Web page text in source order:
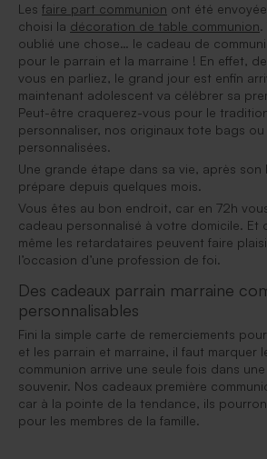
Les faire part communion ont été
choisi la décoration de table communion.
oublié une chose… le cadeau de
pour le parrain et la marraine ! En effet,
vous en parliez, le grand jour est enfin
maintenant adolescent va célébrer sa
Peut-être craquerez-vous pour le
personnaliser, nos originaux tote bags
personnalisées.
Une grande étape dans sa vie, après son
prépare depuis quelques mois.
Vous êtes au bon endroit, car en 72h
cadeau personnalisé à votre domicile. Et
même les retardataires peuvent faire
l’occasion d’une profession de foi.
Des cadeaux parrain marraine
personnalisables
Fini la simple carte de remerciements
et les parrain et marraine, il faut marquer
communion arrive une seule fois dans une
souvenir. Nos cadeaux première
car à la pointe de la tendance, ils
pour les membres de la famille.